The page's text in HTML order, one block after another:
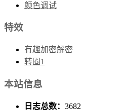
颜色调试
特效
有趣加密解密
转圈1
本站信息
日志总数： 3682